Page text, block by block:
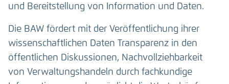
und Bereitstellung von Information und Daten.
Die BAW fördert mit der Veröffentlichung ihrer
wissenschaftlichen Daten Transparenz in den
öffentlichen Diskussionen, Nachvollziehbarkeit
von Verwaltungshandeln durch fachkundige